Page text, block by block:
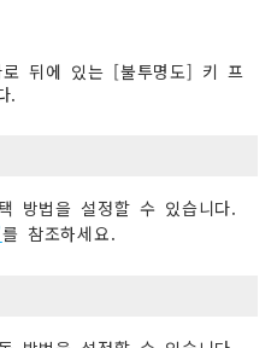
뒤에 있는 [불투명도] 키 프
.
방법을 설정할 수 있습니다.
를 참조하세요.